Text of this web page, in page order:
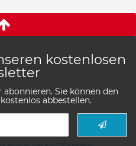
kostenlosen
Sie können den
abbestellen.